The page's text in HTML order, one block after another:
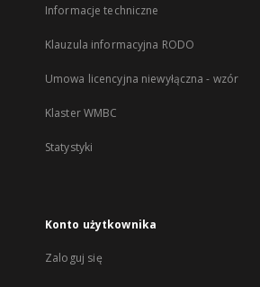
Informacje techniczne
Klauzula informacyjna RODO
Umowa licencyjna niewyłączna - wzór
Klaster WMBC
Statystyki
Konto użytkownika
Zaloguj się